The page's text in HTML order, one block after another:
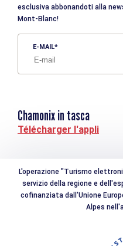
esclusiva abbonandoti alla
Mont-Blanc!
E-MAIL
Chamonix in tasca
Télécharger l'appli
L'operazione "Turismo
servizio della regione e
cofinanziata dall'Unione
Alpes